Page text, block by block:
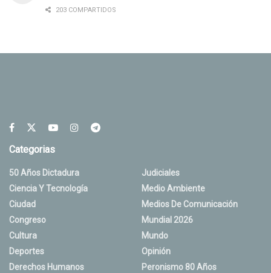
203 COMPARTIDOS
Categorias
50 Años Dictadura
Ciencia Y Tecnología
Ciudad
Congreso
Cultura
Deportes
Derechos Humanos
Judiciales
Medio Ambiente
Medios De Comunicación
Mundial 2026
Mundo
Opinión
Peronismo 80 Años